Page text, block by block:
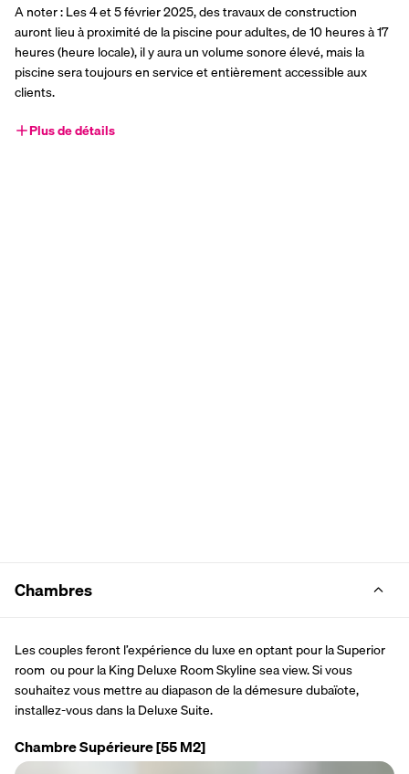
A noter : Les 4 et 5 février 2025, des travaux de construction
auront lieu à proximité de la piscine pour adultes, de 10 heures à 17
heures (heure locale), il y aura un volume sonore élevé, mais la
piscine sera toujours en service et entièrement accessible aux
clients.
Plus de détails
Chambres
Les couples feront l’expérience du luxe en optant pour la Superior
room  ou pour la King Deluxe Room Skyline sea view. Si vous
souhaitez vous mettre au diapason de la démesure dubaïote,
installez-vous dans la Deluxe Suite.
Chambre Supérieure[55 M2]